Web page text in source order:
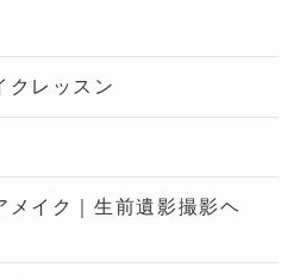
クレッスン
メイク｜生前遺影撮影ヘ